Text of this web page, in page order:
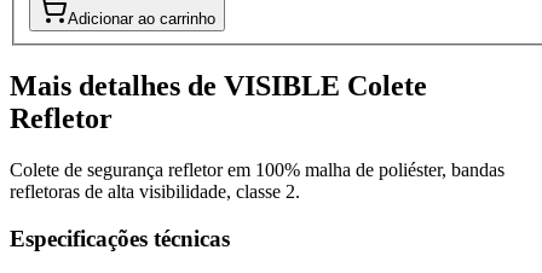
Adicionar ao carrinho
Mais detalhes de VISIBLE Colete
Refletor
Colete de segurança refletor em 100% malha de poliéster, bandas
refletoras de alta visibilidade, classe 2.
Especificações técnicas